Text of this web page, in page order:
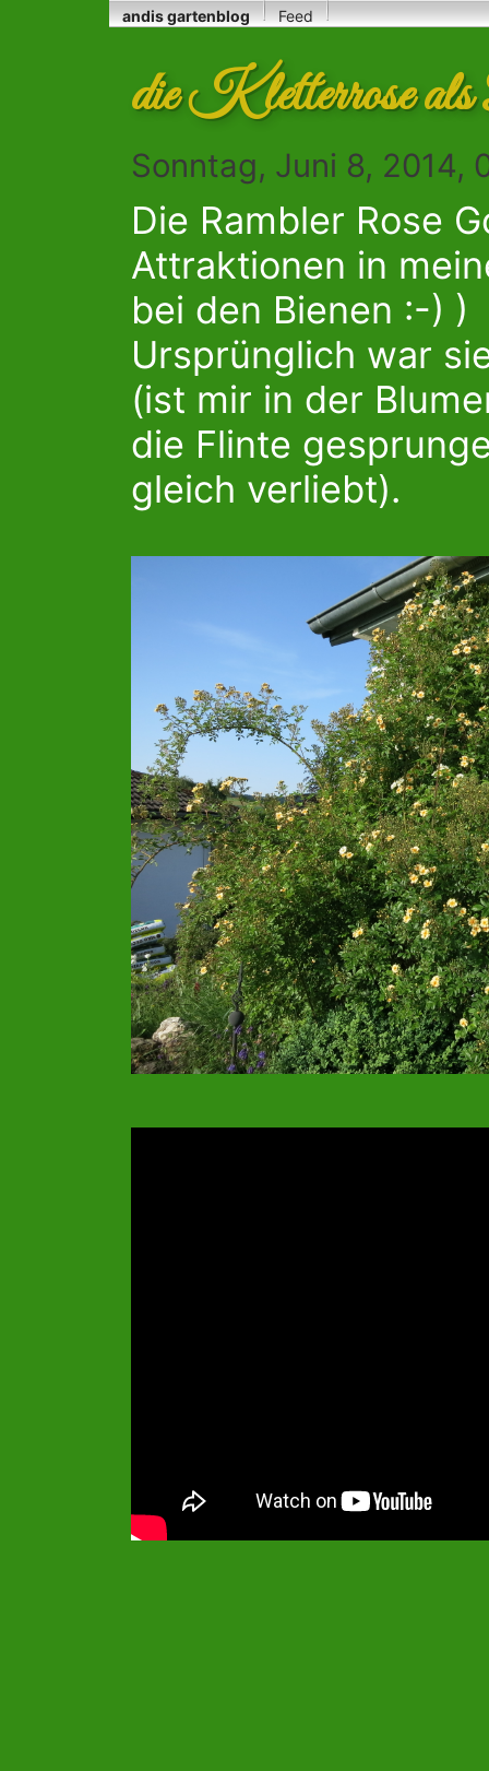
andis gartenblog Feed
die Kletterrose als
Sonntag, Juni 8, 2014,
Die Rambler Rose
Attraktionen in
bei den Bienen :-) )
Ursprünglich war
(ist mir in der
die Flinte
gleich verliebt).